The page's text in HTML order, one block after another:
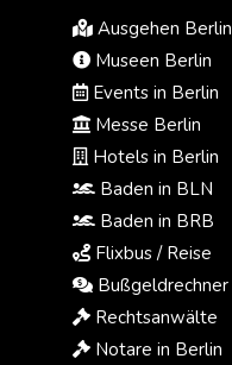
Ausgehen Berlin
Museen Berlin
Events in Berlin
Messe Berlin
Hotels in Berlin
Baden in BLN
Baden in BRB
Flixbus / Reise
Bußgeldrechner
Rechtsanwälte
Notare in Berlin